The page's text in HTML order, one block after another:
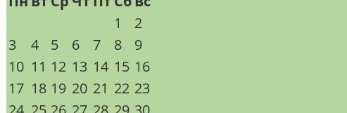
1
2
3
4 5 6 7 8
9
10 11 12 13 14 15 16
17 18 19 20 21 22 23